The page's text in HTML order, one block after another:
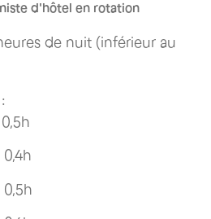
d'hôtel en rotation
de nuit (inférieur au
:
0,4h
0,5h